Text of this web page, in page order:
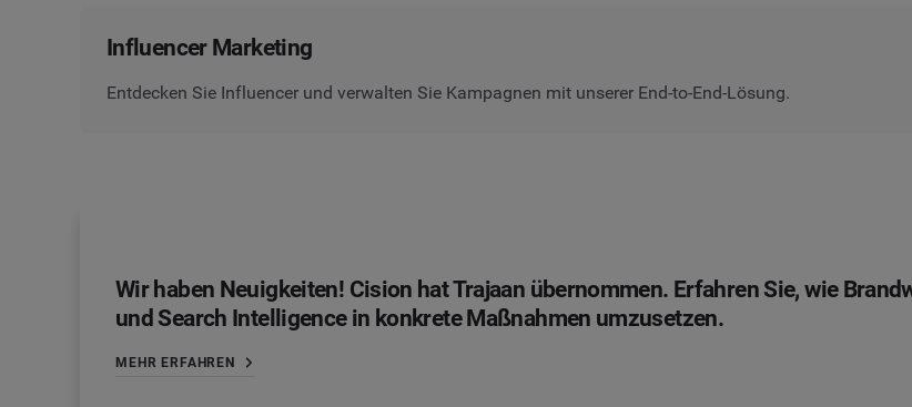
Influencer Marketing
Entdecken Sie Influencer und verwalten Sie Kampagnen mit unserer End-to-End-Lösung.
Wir haben Neuigkeiten! Cision hat Trajaan übernommen. Erfahren Sie, wie
und Search Intelligence in konkrete Maßnahmen umzusetzen.
MEHR ERFAHREN